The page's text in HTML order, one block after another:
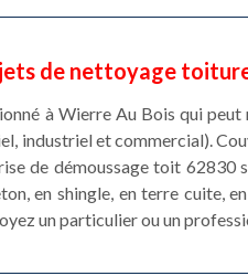
de nettoyage
à Wierre Au Bois qui
industriel et commercial).
de démoussage toit 62830
en shingle, en terre cuite,
un particulier ou un